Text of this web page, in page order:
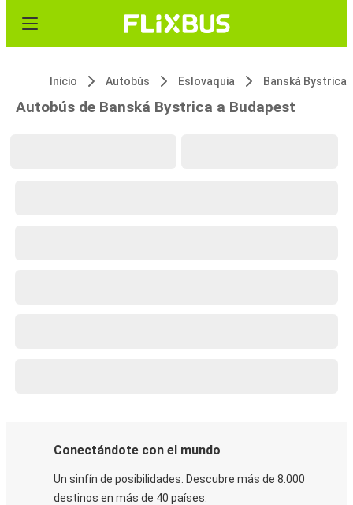
Inicio Autobús Eslovaquia Banská Bystrica
Autobús de Banská Bystrica a Budapest
Conectándote con el mundo
Un sinfín de posibilidades. Descubre más de 8.000
destinos en más de 40 países.